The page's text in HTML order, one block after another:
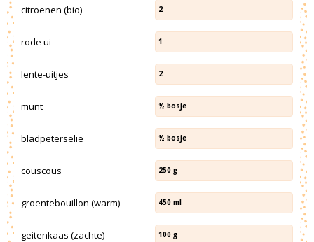
citroenen (bio) 2
rode ui 1
lente-uitjes 2
munt ½ bosje
bladpeterselie ½ bosje
couscous 250 g
groentebouillon (warm) 450 ml
geitenkaas (zachte) 100 g